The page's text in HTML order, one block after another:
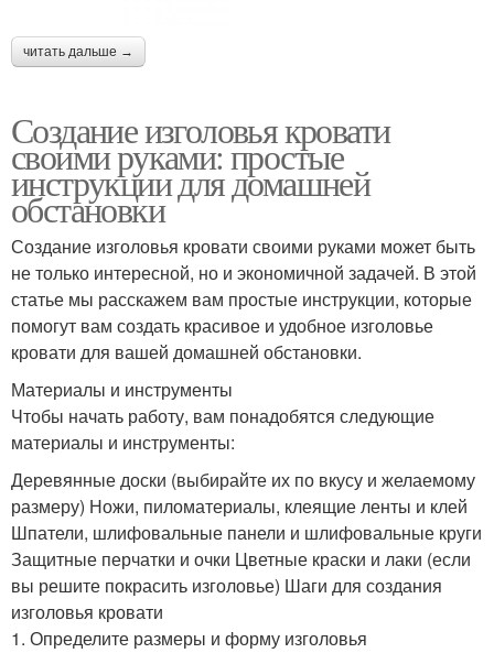
читать дальше →
Создание изголовья кровати
своими руками: простые
инструкции для домашней
обстановки
Создание изголовья кровати своими руками может быть
не только интересной, но и экономичной задачей. В этой
статье мы расскажем вам простые инструкции, которые
помогут вам создать красивое и удобное изголовье
кровати для вашей домашней обстановки.
Материалы и инструменты
Чтобы начать работу, вам понадобятся следующие
материалы и инструменты:
Деревянные доски (выбирайте их по вкусу и желаемому
размеру) Ножи, пиломатериалы, клеящие ленты и клей
Шпатели, шлифовальные панели и шлифовальные круги
Защитные перчатки и очки Цветные краски и лаки (если
вы решите покрасить изголовье) Шаги для создания
изголовья кровати
1. Определите размеры и форму изголовья